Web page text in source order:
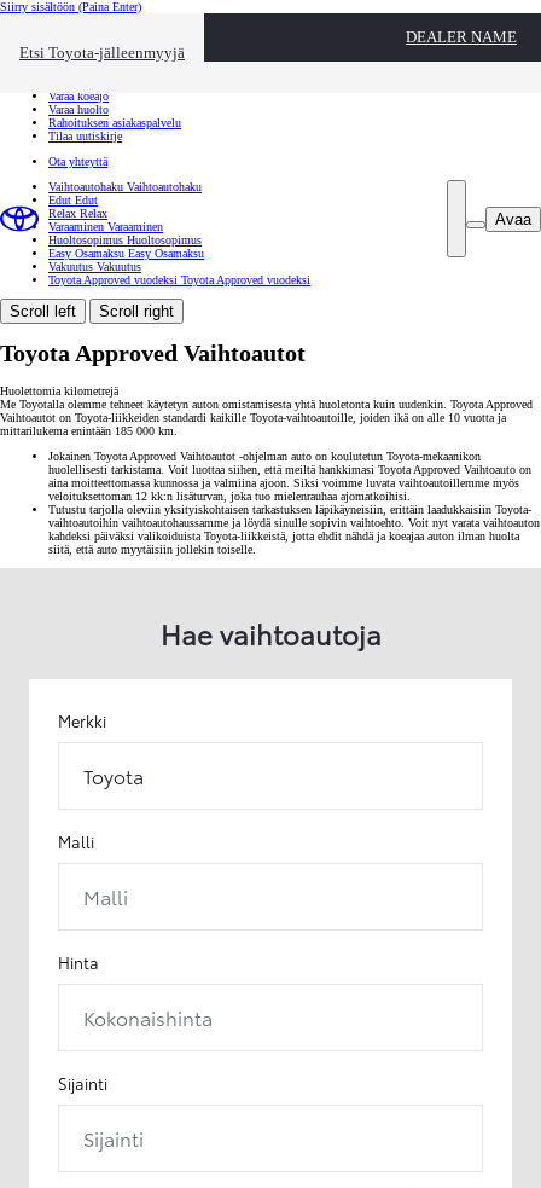
Siirry sisältöön (Paina Enter)
Etsi Toyota-jälleenmyyjä
DEALER NAME
Toyota palvelee Sulje
Varaa koeajo
Varaa huolto
Rahoituksen asiakaspalvelu
Tilaa uutiskirje
Ota yhteyttä
Avaa
Vaihtoautohaku Vaihtoautohaku
Edut Edut
Relax Relax
Varaaminen Varaaminen
Huoltosopimus Huoltosopimus
Easy Osamaksu Easy Osamaksu
Vakuutus Vakuutus
Toyota Approved vuodeksi Toyota Approved vuodeksi
Scroll left Scroll right
Toyota Approved Vaihtoautot
Huolettomia kilometrejä
Me Toyotalla olemme tehneet käytetyn auton omistamisesta yhtä huoletonta kuin uudenkin. Toyota Approved
Vaihtoautot on Toyota-liikkeiden standardi kaikille Toyota-vaihtoautoille, joiden ikä on alle 10 vuotta ja
mittarilukema enintään 185 000 km.
Jokainen Toyota Approved Vaihtoautot -ohjelman auto on koulutetun Toyota-mekaanikon
huolellisesti tarkistama. Voit luottaa siihen, että meiltä hankkimasi Toyota Approved Vaihtoauto on
aina moitteettomassa kunnossa ja valmiina ajoon. Siksi voimme luvata vaihtoautoillemme myös
veloituksettoman 12 kk:n lisäturvan, joka tuo mielenrauhaa ajomatkoihisi.
Tutustu tarjolla oleviin yksityiskohtaisen tarkastuksen läpikäyneisiin, erittäin laadukkaisiin Toyota-
vaihtoautoihin vaihtoautohaussamme ja löydä sinulle sopivin vaihtoehto. Voit nyt varata vaihtoauton
kahdeksi päiväksi valikoiduista Toyota-liikkeistä, jotta ehdit nähdä ja koeajaa auton ilman huolta
siitä, että auto myytäisiin jollekin toiselle.
Hae vaihtoautoja
Merkki
Toyota
Malli
Malli
Hinta
Kokonaishinta
Sijainti
Sijainti